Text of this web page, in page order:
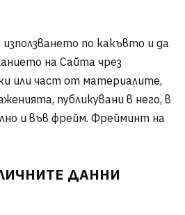
по какъвто и да
на Сайта чрез
или част от материалите,
публикувани в него, в
и във фрейм. Фрейминт на
ДАННИ